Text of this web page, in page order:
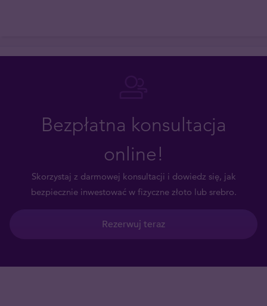
Bezpłatna konsultacja
online!
Skorzystaj z darmowej konsultacji i dowiedz się, jak
bezpiecznie inwestować w fizyczne złoto lub srebro.
Rezerwuj teraz